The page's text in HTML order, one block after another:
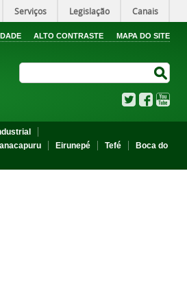
Serviços Legislação Canais
ALTO CONTRASTE MAPA DO SITE
TwitterFacebook
Eirunepé Tefé
Boca do